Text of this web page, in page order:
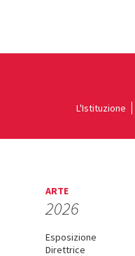
L'Istituzione
ARTE
2026
Esposizione
Direttrice